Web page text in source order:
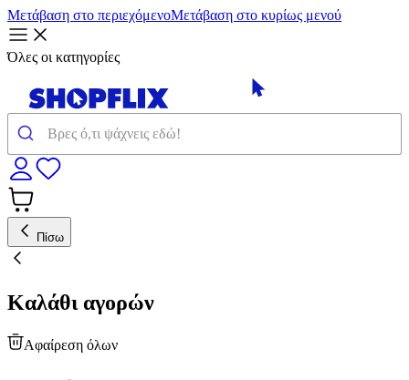
Μετάβαση στο περιεχόμενοΜετάβαση στο κυρίως μενού
Όλες οι κατηγορίες
Πίσω
Καλάθι αγορών
Αφαίρεση όλων